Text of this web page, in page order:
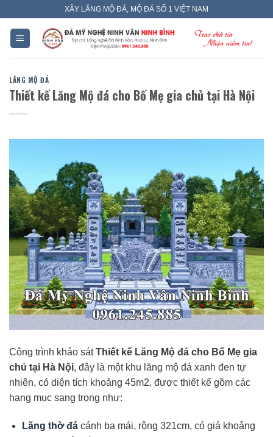
content
XÂY LĂNG MỘ ĐÁ, MỘ ĐÁ SỐ 1 VIỆT NAM
LĂNG MỘ ĐÁ
Thiết kế Lăng Mộ đá cho Bố Mẹ gia chủ tại Hà Nội
Công trình khảo sátThiết kế Lăng Mộ đá cho Bố Mẹ gia
chủ tại Hà Nội, đây là một khu lăng mộ đá xanh đen tự
nhiên, có diện tích khoảng 45m2, được thiết kế gồm các
hạng mục sang trọng như:
Lăng thờ đácánh ba mái, rộng 321cm, có giá khoảng